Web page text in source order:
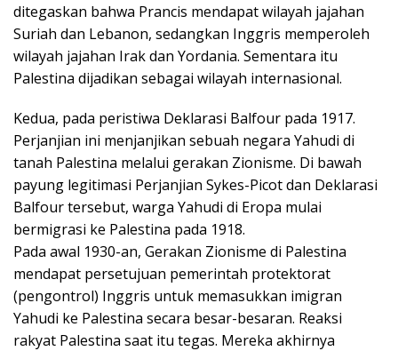
ditegaskan bahwa Prancis mendapat wilayah jajahan
Suriah dan Lebanon, sedangkan Inggris memperoleh
wilayah jajahan Irak dan Yordania. Sementara itu
Palestina dijadikan sebagai wilayah internasional.
Kedua, pada peristiwa Deklarasi Balfour pada 1917.
Perjanjian ini menjanjikan sebuah negara Yahudi di
tanah Palestina melalui gerakan Zionisme. Di bawah
payung legitimasi Perjanjian Sykes-Picot dan Deklarasi
Balfour tersebut, warga Yahudi di Eropa mulai
bermigrasi ke Palestina pada 1918.
Pada awal 1930-an, Gerakan Zionisme di Palestina
mendapat persetujuan pemerintah protektorat
(pengontrol) Inggris untuk memasukkan imigran
Yahudi ke Palestina secara besar-besaran. Reaksi
rakyat Palestina saat itu tegas. Mereka akhirnya